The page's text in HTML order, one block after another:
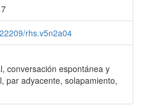
rhs.v5n2a04
conversación espontánea y
par adyacente, solapamiento,